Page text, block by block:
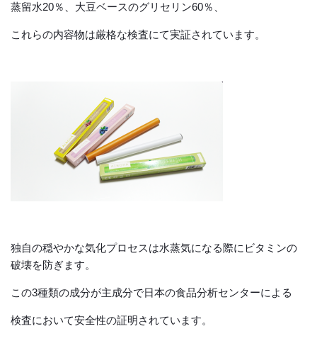
蒸留水20％、大豆ベースのグリセリン60％、
これらの内容物は厳格な検査にて実証されています。
独自の穏やかな気化プロセスは水蒸気になる際にビタミンの
破壊を防ぎます。
この3種類の成分が主成分で日本の食品分析センターによる
検査において安全性の証明されています。